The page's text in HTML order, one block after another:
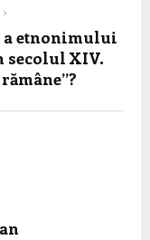
a etnonimului
secolul XIV.